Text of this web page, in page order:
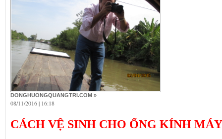
DONGHUONGQUANGTRI.COM »
08/11/2016 | 16:18
CÁCH VỆ SINH CHO ỐNG KÍNH